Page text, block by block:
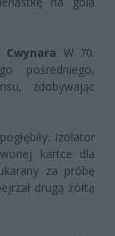
Cwynara. W 70.
pośredniego,
zdobywając
Izolator
kartce dla
za próbę
drugą żółtą